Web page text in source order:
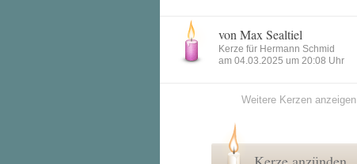
von Max Sealtiel
Kerze für Hermann Schmid
am 04.03.2025 um 20:08 Uhr
Weitere Kerzen anzeigen